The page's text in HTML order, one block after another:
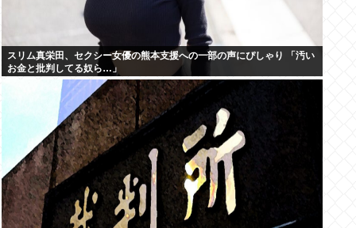
スリム真栄田、セクシー女優の熊本支援への一部の声にぴしゃり 「汚い
お金と批判してる奴ら…」